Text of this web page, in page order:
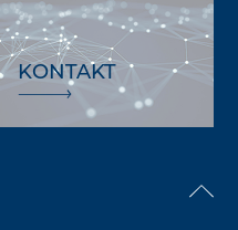
KONTAKT